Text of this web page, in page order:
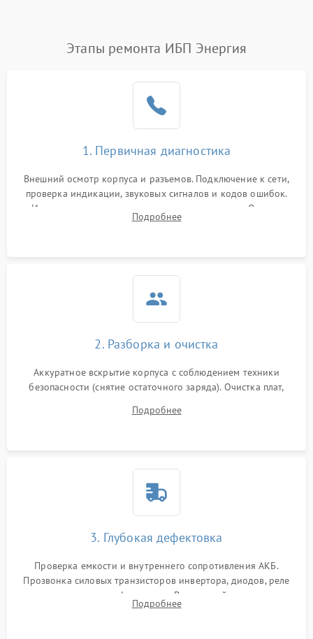
Этапы ремонта ИБП Энергия
1. Первичная диагностика
Внешний осмотр корпуса и разъемов. Подключение к сети,
проверка индикации, звуковых сигналов и кодов ошибок.
Измерение входного и выходного напряжения. Оценка
реакции ИБП на отключение основного питания без
Подробнее
2. Разборка и очистка
Аккуратное вскрытие корпуса с соблюдением техники
безопасности (снятие остаточного заряда). Очистка плат,
и кистей для предотвращения перегрева и замыканий.
Подробнее
3. Глубокая дефектовка
Проверка емкости и внутреннего сопротивления АКБ.
Прозвонка силовых транзисторов инвертора, диодов, реле
переключения и трансформатора. Визуальный поиск вздутых
конденсаторов и прогаров на печатной плате.
Подробнее